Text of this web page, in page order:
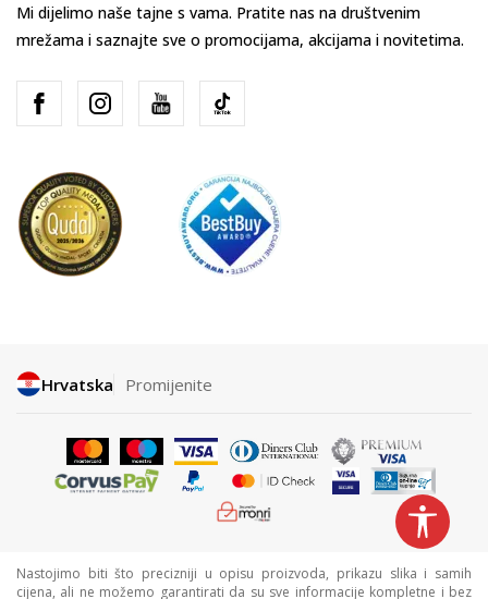
Mi dijelimo naše tajne s vama. Pratite nas na društvenim
mrežama i saznajte sve o promocijama, akcijama i novitetima.
Hrvatska Promijenite
Nastojimo biti što precizniji u opisu proizvoda, prikazu slika i samih
cijena, ali ne možemo garantirati da su sve informacije kompletne i bez